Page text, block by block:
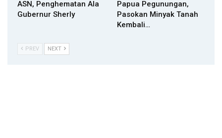
ASN, Penghematan Ala
Gubernur Sherly
Papua Pegunungan,
Pasokan Minyak Tanah
Kembali…
PREV NEXT